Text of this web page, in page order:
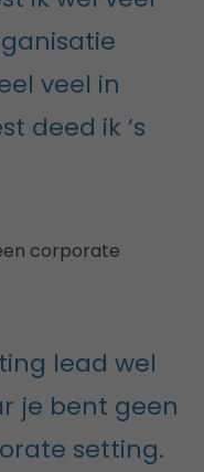
veel in
deed ik ’s
corporate
lead wel
je bent geen
setting.